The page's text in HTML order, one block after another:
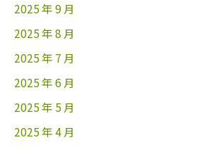
2025 年 9 月
2025 年 8 月
2025 年 7 月
2025 年 6 月
2025 年 5 月
2025 年 4 月